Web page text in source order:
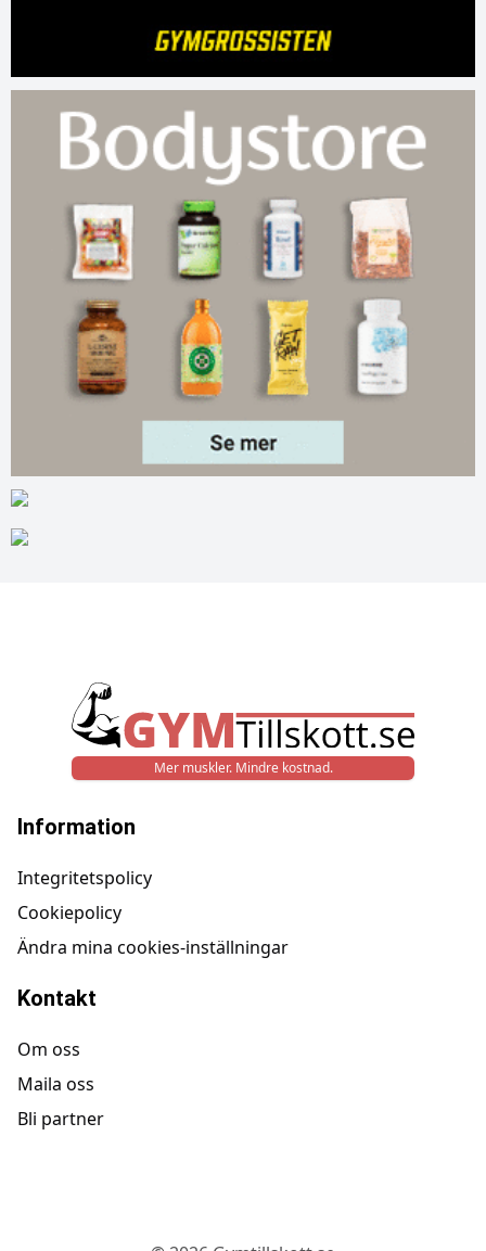
Mer muskler. Mindre kostnad.
Information
Integritetspolicy
Cookiepolicy
Ändra mina cookies-inställningar
Kontakt
Om oss
Maila oss
Bli partner